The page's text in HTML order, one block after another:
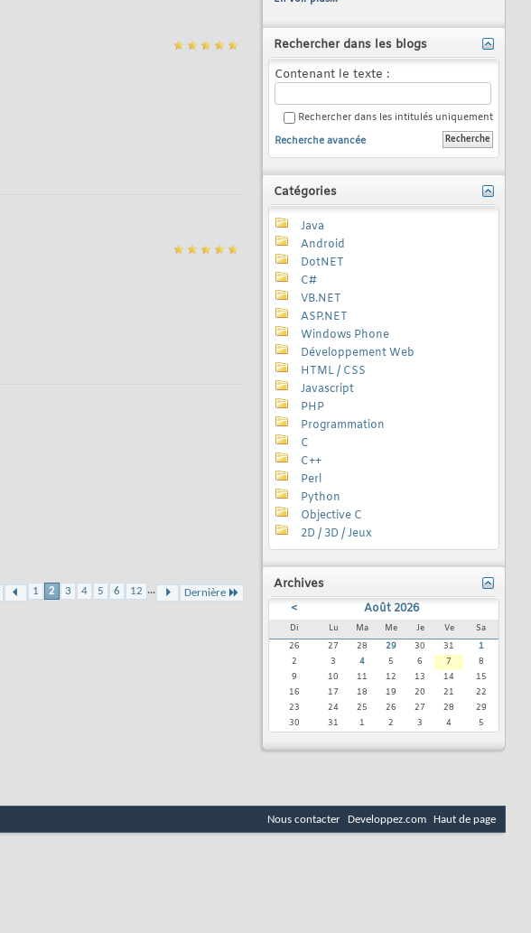
1 2 3 4 5 6 12 ... Dernière
Rechercher dans les blogs
Contenant le texte :
Rechercher dans les intitulés uniquement
Recherche avancée
Catégories
Java
Android
DotNET
C#
VB.NET
ASP.NET
Windows Phone
Développement Web
HTML / CSS
Javascript
PHP
Programmation
C
C++
Perl
Python
Objective C
2D / 3D / Jeux
Archives
< Août 2026
Di Lu Ma Me Je Ve
Sa
26
27 28 29 30 31
1
2
3 4 5 6 7
8
9
10 11 12 13 14
15
16
17 18 19 20 21
22
23
24 25 26 27 28
29
30
31 1 2 3 4 5
Nous contacter Developpez.com Haut de page